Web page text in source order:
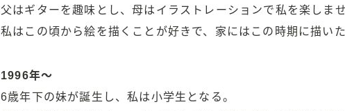
父はギターを趣味とし、母はイラストレーションで私を楽しま
私はこの頃から絵を描くことが好きで、家にはこの時期に描い
1996年〜
6歳年下の妹が誕生し、私は小学生となる。